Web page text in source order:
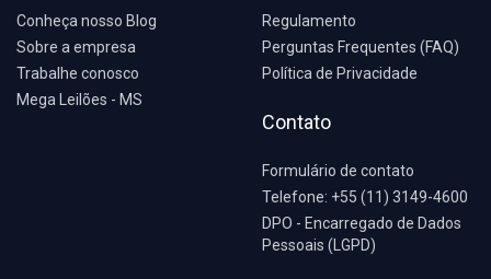
Conheça nosso Blog
Sobre a empresa
Trabalhe conosco
Mega Leilões - MS
Regulamento
Perguntas Frequentes (FAQ)
Política de Privacidade
Contato
Formulário de contato
Telefone: +55 (11) 3149-4600
DPO - Encarregado de Dados
Pessoais (LGPD)